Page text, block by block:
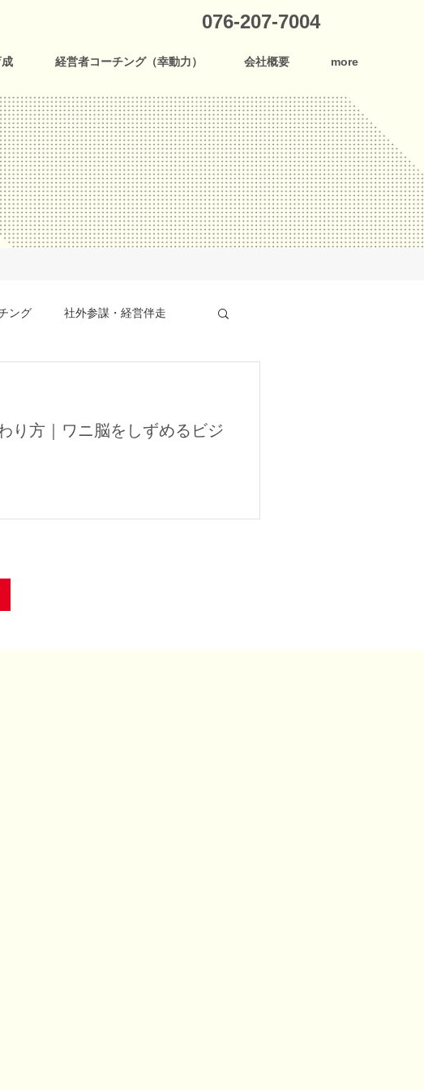
076-207-7004
経営者コーチング（幸動力） 会社概要 more
ング 社外参謀・経営伴走
り方｜ワニ脳をしずめるビジ